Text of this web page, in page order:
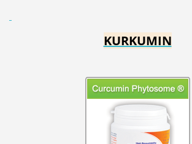
KURKUMIN